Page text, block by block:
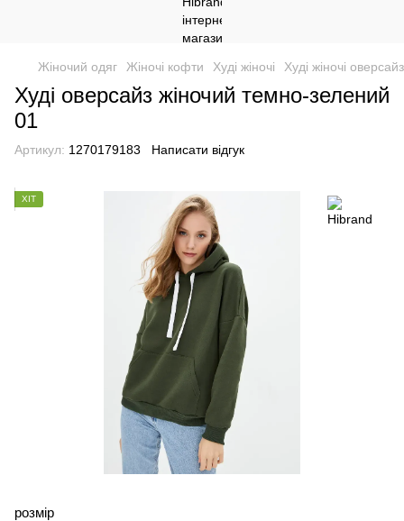
Жіночий одяг Жіночі кофти Худі жіночі Худі жіночі
Худі оверсайз жіночий темно-зелений
01
Артикул: 1270179183 Написати відгук
ХІТ
розмір